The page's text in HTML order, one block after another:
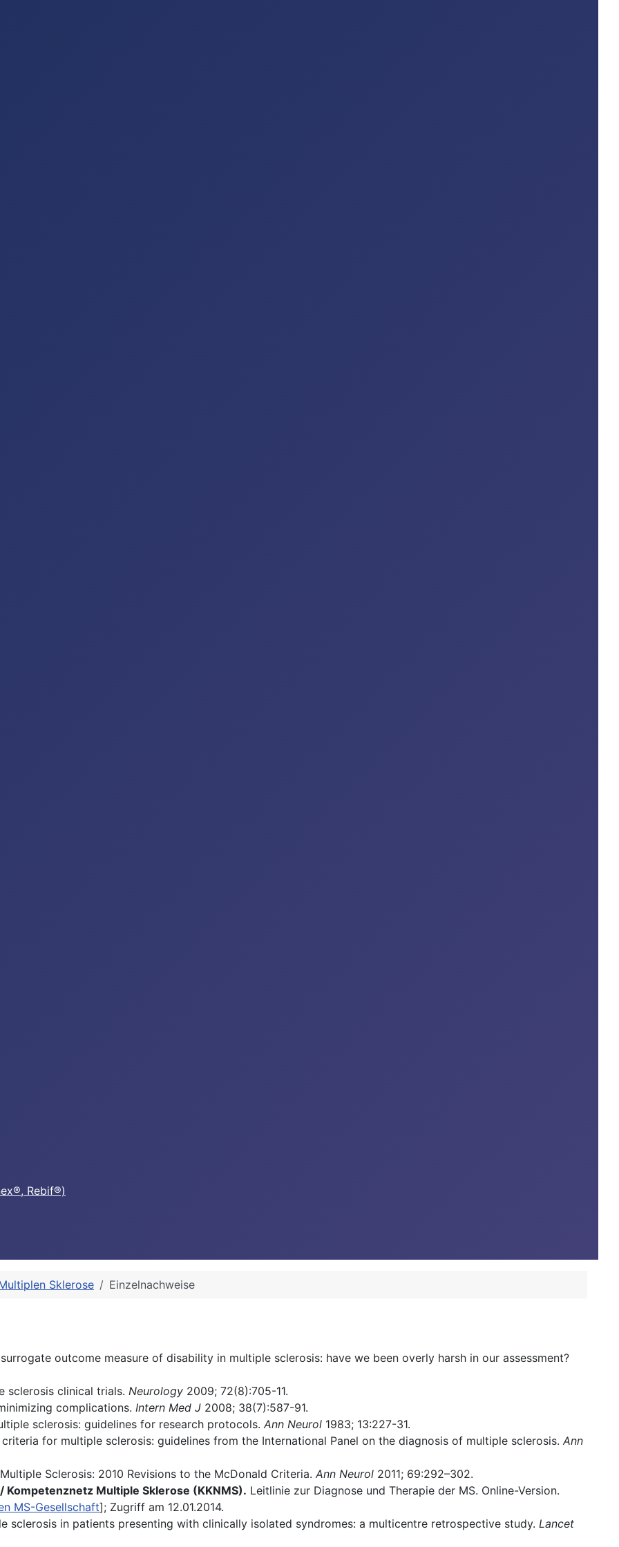
Rebif®)
Sklerose Einzelnachweise
outcome measure of disability in multiple sclerosis: have we been overly harsh in our assessment?
sclerosis clinical trials. Neurology 2009; 72(8):705-11.
complications. Intern Med J 2008; 38(7):587-91.
sclerosis: guidelines for research protocols. Ann Neurol 1983; 13:227-31.
for multiple sclerosis: guidelines from the International Panel on the diagnosis of multiple sclerosis. Ann
Sclerosis: 2010 Revisions to the McDonald Criteria. Ann Neurol 2011; 69:292–302.
Multiple Sklerose (KKNMS). Leitlinie zur Diagnose und Therapie der MS. Online-Version.
MS-Gesellschaft]; Zugriff am 12.01.2014.
sclerosis in patients presenting with clinically isolated syndromes: a multicentre retrospective study. Lancet